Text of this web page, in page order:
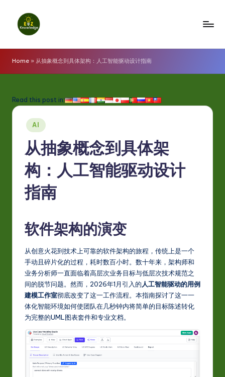
z
K
o
w
d
g
S
m
p
fi
Home » 从抽象概念到具体架构：人工智能驱动设计指南
Read this post in:
Posted
in
AI
从抽象概念到具体架
构：人工智能驱动设计
指南
软件架构的演变
从创意火花到技术上可靠的软件架构的旅程，传统上是一个
手动且碎片化的过程，耗时数百小时。数十年来，架构师和
业务分析师一直面临着高层次业务目标与低层次技术规范之
间的脱节问题。然而，2026年1月引入的 人工智能驱动的用例
建模工作室彻底改变了这一工作流程。本指南探讨了这一一
体化智能环境如何使团队在几秒钟内将简单的目标陈述转化
为完整的UML图表套件和专业文档。